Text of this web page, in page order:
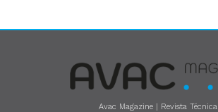
Avac Magazine | Revista Técnica